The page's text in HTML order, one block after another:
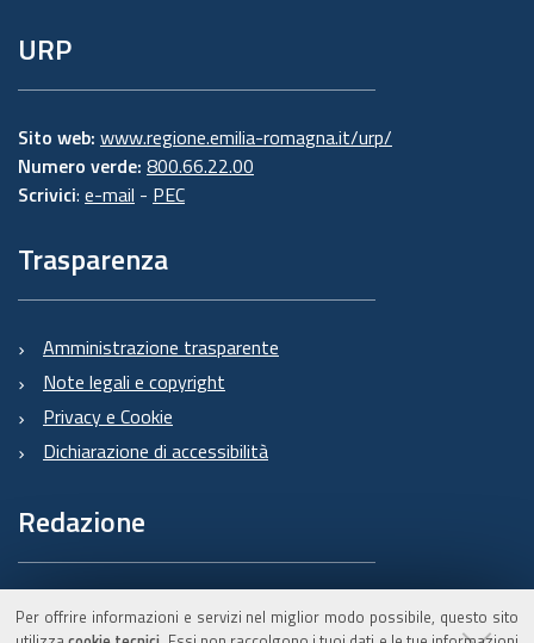
Per offrire informazioni e servizi nel miglior modo possibile, questo sito
URP
Sito web: www.regione.emilia-romagna.it/urp/
Numero verde: 800.66.22.00
Scrivici: e-mail - PEC
Trasparenza
Amministrazione trasparente
Note legali e copyright
Privacy e Cookie
Dichiarazione di accessibilità
Redazione
Informazioni sul Burert